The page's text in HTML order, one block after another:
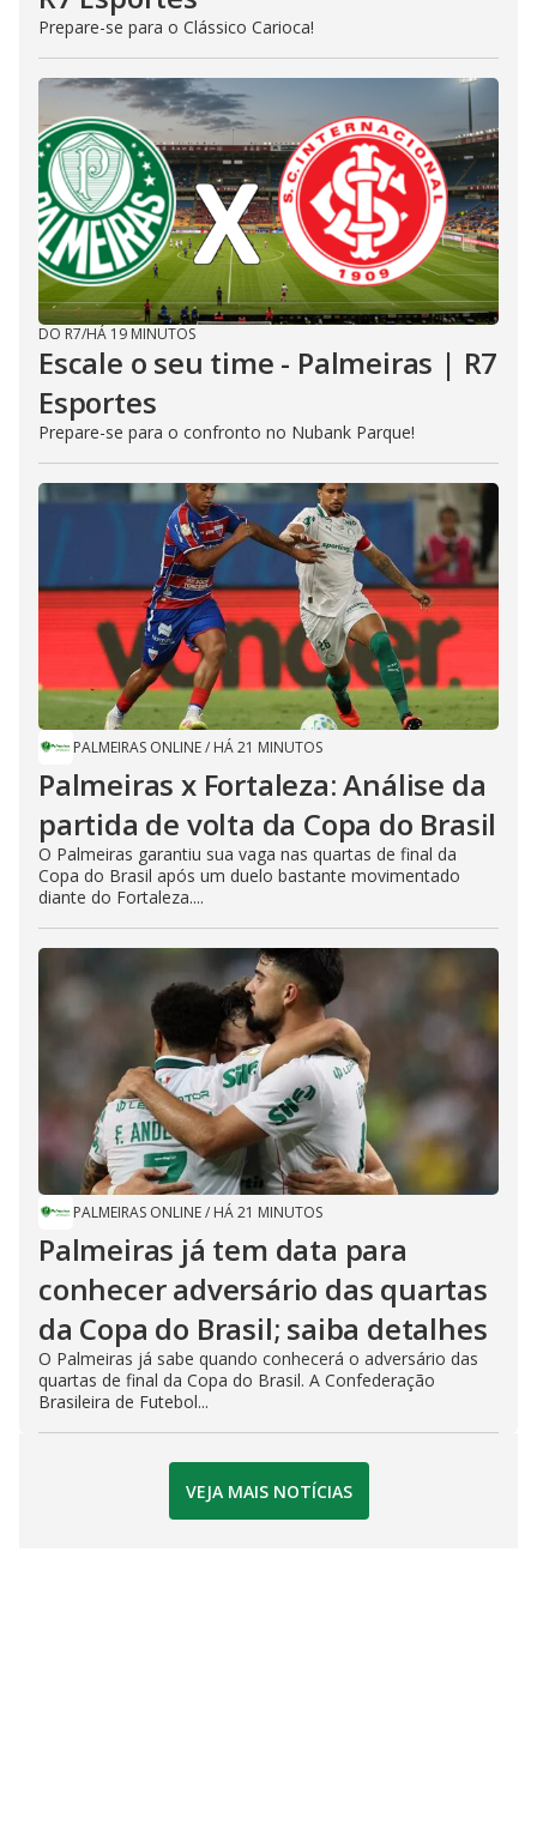
Prepare-se para o Clássico Carioca!
DO R7/HÁ 19 MINUTOS
Escale o seu time - Palmeiras | R7
Esportes
Prepare-se para o confronto no Nubank Parque!
PALMEIRAS ONLINE/ HÁ 21 MINUTOS
Palmeiras x Fortaleza: Análise da
partida de volta da Copa do Brasil
O Palmeiras garantiu sua vaga nas quartas de final da
Copa do Brasil após um duelo bastante movimentado
diante do Fortaleza....
PALMEIRAS ONLINE/ HÁ 21 MINUTOS
Palmeiras já tem data para
conhecer adversário das quartas
da Copa do Brasil; saiba detalhes
O Palmeiras já sabe quando conhecerá o adversário das
quartas de final da Copa do Brasil. A Confederação
Brasileira de Futebol...
VEJA MAIS NOTÍCIAS